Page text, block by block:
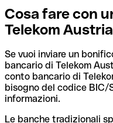
Cosa fare con
Telekom
Se vuoi inviare un
bancario di Telekom
conto bancario di
bisogno del codice BIC/
informazioni.
Le banche tradizionali